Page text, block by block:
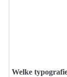
Welke